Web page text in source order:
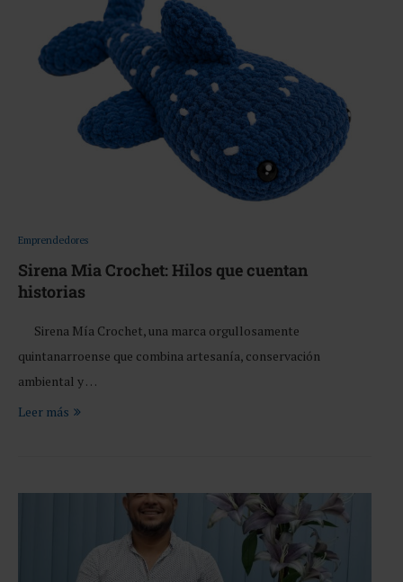
Emprendedores
Sirena Mia Crochet: Hilos que cuentan
historias
Sirena Mía Crochet, una marca orgullosamente
quintanarroense que combina artesanía, conservación
ambiental y …
Leer más